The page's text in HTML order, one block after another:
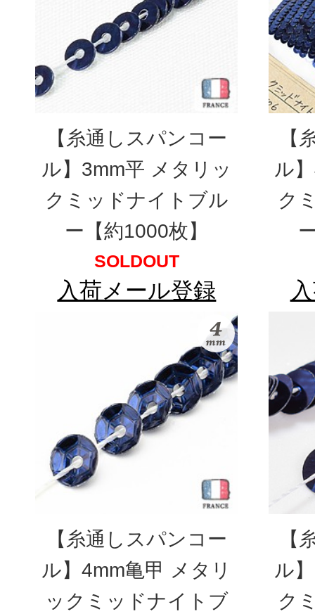
【糸通しスパンコー
ル】3mm平 メタリッ
クミッドナイトブル
ー【約1000枚】
SOLDOUT
入荷メール登録
【
ル
ク
【糸通しスパンコー
ル】4mm亀甲 メタリ
ックミッドナイトブ
【
ル
ク